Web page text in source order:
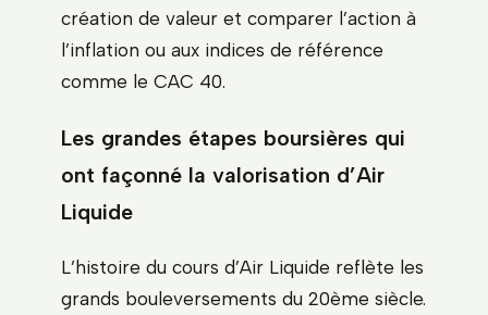
création de valeur et comparer l’action à
l’inflation ou aux indices de référence
comme le CAC 40.
Les grandes étapes boursières qui
ont façonné la valorisation d’Air
Liquide
L’histoire du cours d’Air Liquide reflète les
grands bouleversements du 20ème siècle.